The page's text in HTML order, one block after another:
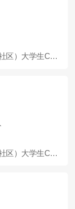
来自公告：2026广东佛山市顺德区村（社区）大学生CEO选聘100人公告
来自公告：2026广东佛山市顺德区村（社区）大学生CEO选聘100人公告